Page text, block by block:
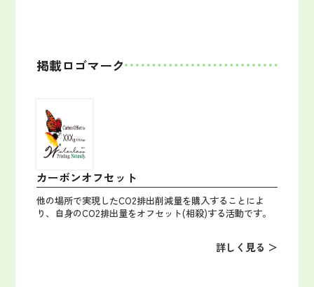
掲載ロゴマーク
カーボンオフセット
他の場所で実現したCO2排出削減量を購入することによ
り、自身のCO2排出量をオフセット(相殺)する活動です。
詳しく見る ＞